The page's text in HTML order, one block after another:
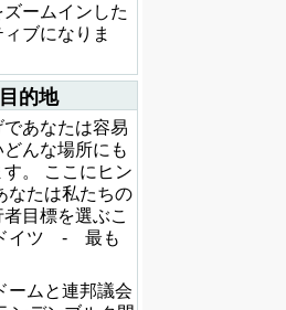
ームインした
ブになりま
的地
あなたは容易
んな場所にも
。 ここにヒン
なたは私たちの
目標を選ぶこ
イツ - 最も
ームと連邦議会